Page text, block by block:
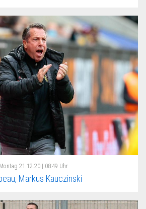
Montag 21.12.20 | 08:49 Uhr
Markus Kauczinski